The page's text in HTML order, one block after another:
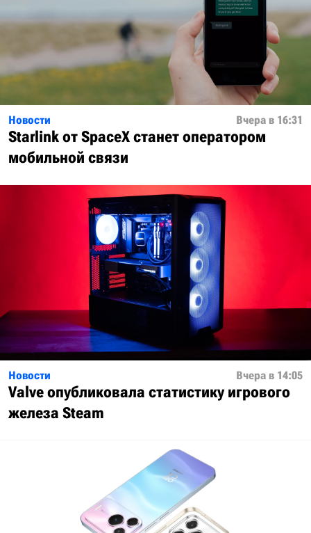
Новости Вчера в 16:31
Starlink от SpaceX станет оператором
мобильной связи
Новости Вчера в 14:05
Valve опубликовала статистику игрового
железа Steam